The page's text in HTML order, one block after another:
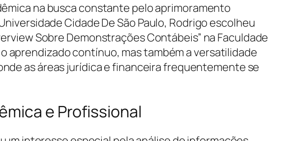
na busca constante pelo aprimoramento
Cidade De São Paulo, Rodrigo escolheu
Sobre Demonstrações Contábeis” na Faculdade
aprendizado contínuo, mas também a versatilidade
as áreas jurídica e financeira frequentemente se
e Profissional